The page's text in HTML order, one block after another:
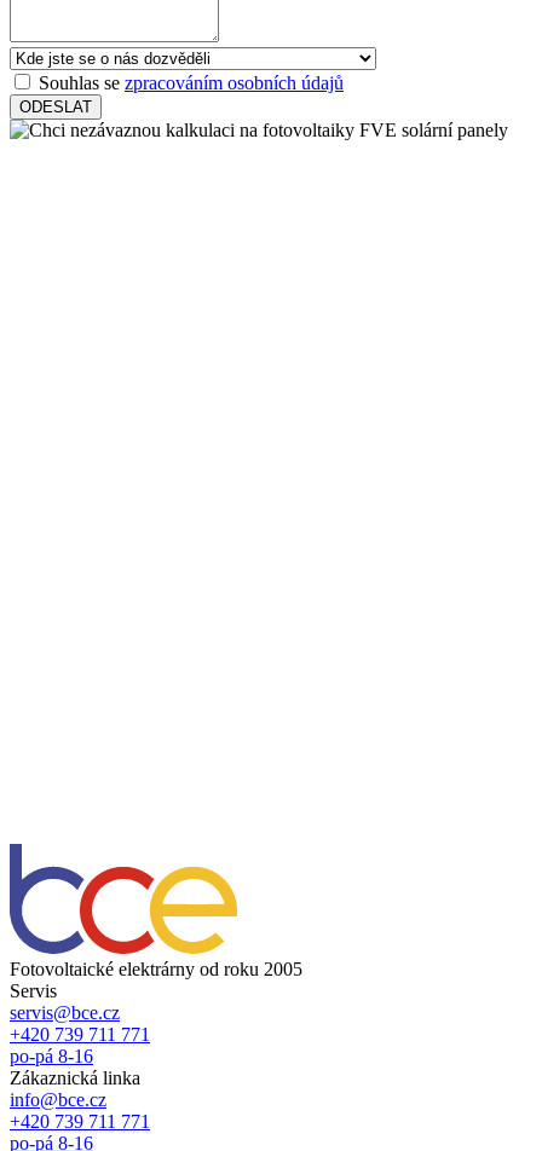
Souhlas se zpracováním osobních údajů
ODESLAT
Fotovoltaické elektrárny od roku 2005
Servis
servis@bce.cz
+420 739 711 771
po-pá 8-16
Zákaznická linka
info@bce.cz
+420 739 711 771
po-pá 8-16